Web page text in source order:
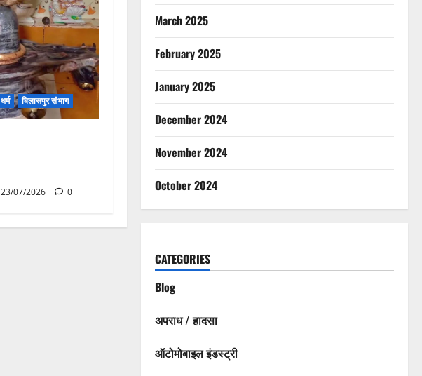
धर्म बिलासपुर संभाग
23/07/2026 0
March 2025
February 2025
January 2025
December 2024
November 2024
October 2024
CATEGORIES
Blog
अपराध / हादसा
ऑटोमोबाइल इंडस्ट्री